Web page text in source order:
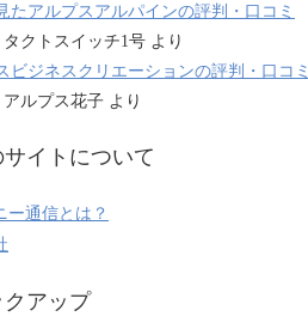
たアルプスアルパインの評判・口コミ
タクトスイッチ1号 より
ビジネスクリエーションの評判・口コミ
アルプス花子 より
イトについて
ー通信とは？
クアップ